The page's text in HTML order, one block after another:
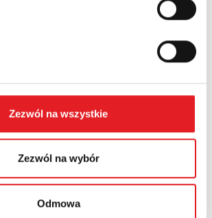
Zezwól na wszystkie
Zezwól na wybór
Odmowa
zgodę na przetwarzanie moich danych
przez Relpol S.A. Więcej informacji na